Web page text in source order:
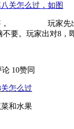
关怎么过，如图
， 玩家先出9，
要。玩家出对8，
论 10赞同
怎么过
和水果